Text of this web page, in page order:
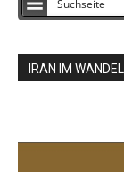
IRAN IM WANDEL